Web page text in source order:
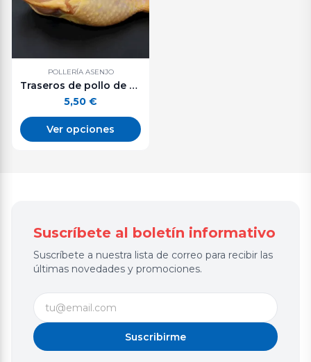
POLLERÍA ASENJO
Traseros de pollo de corral. 500 g. aprox.
5,50 €
Ver opciones
Suscríbete al boletín informativo
Suscríbete a nuestra lista de correo para recibir las
últimas novedades y promociones.
Suscribirme